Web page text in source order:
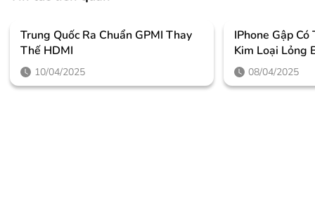
Trung Quốc Ra Chuẩn GPMI Thay
Thế HDMI
10/04/2025
IPhone Gập
Kim Loại Lỏng
08/04/2025